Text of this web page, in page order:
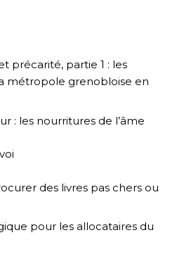
précarité, partie 1 : les
métropole grenobloise en
: les nourritures de l’âme
des livres pas chers ou
pour les allocataires du